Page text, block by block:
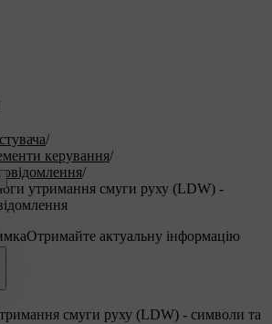
/
керування/
/
утримання смуги руху (LDW) -
Отримайте актуальну інформацію
смуги руху (LDW) - символи та